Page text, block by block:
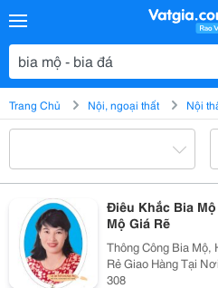
Trang Chủ Nội, ngoại thất Nội
Điêu Khắc Bia
Mộ Giá Rẽ
Thông Công Bia Mộ,
Rẻ Giao Hàng Tại Nơi Lien He : 0946 193 247 - 0933 675
308